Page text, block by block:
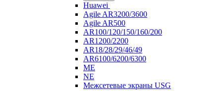
Huawei
Agile AR3200/3600
Agile AR500
AR100/120/150/160/200
AR1200/2200
AR18/28/29/46/49
AR6100/6200/6300
ME
NE
Межсетевые экраны USG